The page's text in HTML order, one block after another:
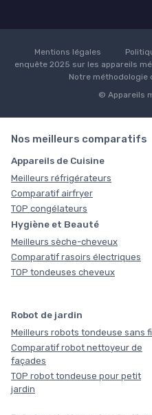
Mentions légales
enquête 2025 sur les appareils
Notre méthodologie
© Appareils
Nos meilleurs comparatifs
Appareils de Cuisine
Meilleurs réfrigérateurs
Comparatif airfryer
TOP congélateurs
Hygiène et Beauté
Meilleurs sèche-cheveux
Comparatif rasoirs électriques
TOP tondeuses cheveux
Robot de jardin
Meilleurs robots tondeuse sans
Comparatif robot nettoyeur de
façades
TOP robot tondeuse pour petit
jardin